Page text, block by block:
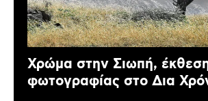
Χρώμα στην Σιωπή,
φωτογραφίας στο Δια